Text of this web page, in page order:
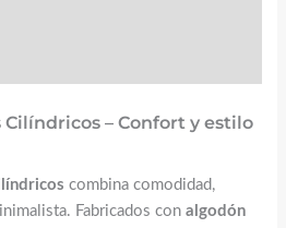
Cilíndricos – Confort y estilo
combina comodidad,
Fabricados con algodón